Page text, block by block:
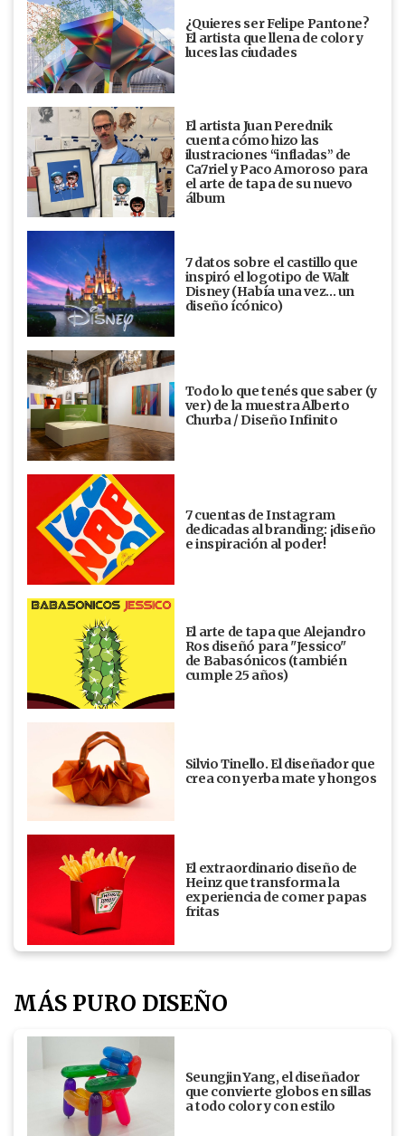
¿Quieres ser Felipe Pantone?
El artista que llena de color y
luces las ciudades
El artista Juan Perednik
cuenta cómo hizo las
ilustraciones “infladas” de
Ca7riel y Paco Amoroso para
el arte de tapa de su nuevo
álbum
7 datos sobre el castillo que
inspiró el logotipo de Walt
Disney (Había una vez... un
diseño ícónico)
Todo lo que tenés que saber (y
ver) de la muestra Alberto
Churba / Diseño Infinito
7 cuentas de Instagram
dedicadas al branding: ¡diseño
e inspiración al poder!
El arte de tapa que Alejandro
Ros diseñó para "Jessico"
de Babasónicos (también
cumple 25 años)
Silvio Tinello. El diseñador que
crea con yerba mate y hongos
El extraordinario diseño de
Heinz que transforma la
experiencia de comer papas
fritas
MÁS PURO DISEÑO
Seungjin Yang, el diseñador
que convierte globos en sillas
a todo color y con estilo